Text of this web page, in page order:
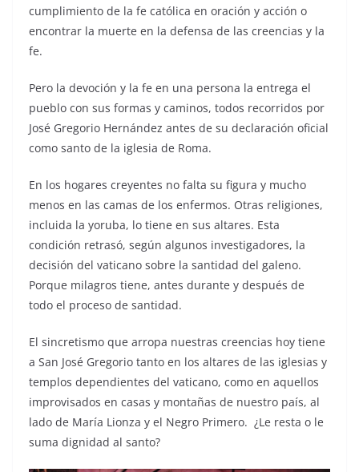
cumplimiento de la fe católica en oración y acción o
encontrar la muerte en la defensa de las creencias y la
fe.
Pero la devoción y la fe en una persona la entrega el
pueblo con sus formas y caminos, todos recorridos por
José Gregorio Hernández antes de su declaración oficial
como santo de la iglesia de Roma.
En los hogares creyentes no falta su figura y mucho
menos en las camas de los enfermos. Otras religiones,
incluida la yoruba, lo tiene en sus altares. Esta
condición retrasó, según algunos investigadores, la
decisión del vaticano sobre la santidad del galeno.
Porque milagros tiene, antes durante y después de
todo el proceso de santidad.
El sincretismo que arropa nuestras creencias hoy tiene
a San José Gregorio tanto en los altares de las iglesias y
templos dependientes del vaticano, como en aquellos
improvisados en casas y montañas de nuestro país, al
lado de María Lionza y el Negro Primero. ¿Le resta o le
suma dignidad al santo?